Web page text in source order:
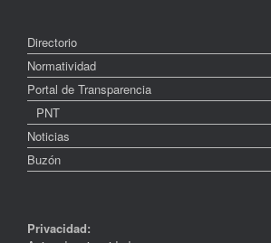
Directorio
Normatividad
Portal de Transparencia
PNT
Noticias
Buzón
Privacidad: